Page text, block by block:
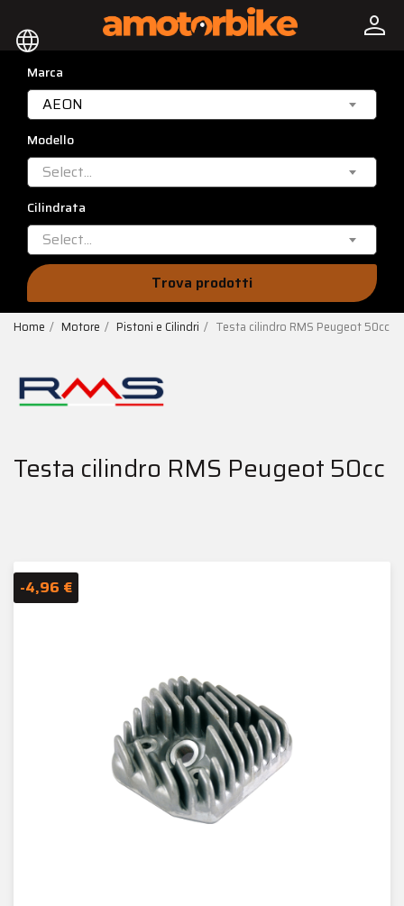
language person
Marca
AEON
Modello
Select...
Cilindrata
Select...
Trova prodotti
Home Motore Pistoni e Cilindri Testa cilindro RMS Peugeot 50cc
Testa cilindro RMS Peugeot 50cc
-4,96 €